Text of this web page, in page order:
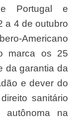
Portugal e
a 4 de outubro
Americano
marca os 25
da garantia da
e dever do
sanitário
autônoma na